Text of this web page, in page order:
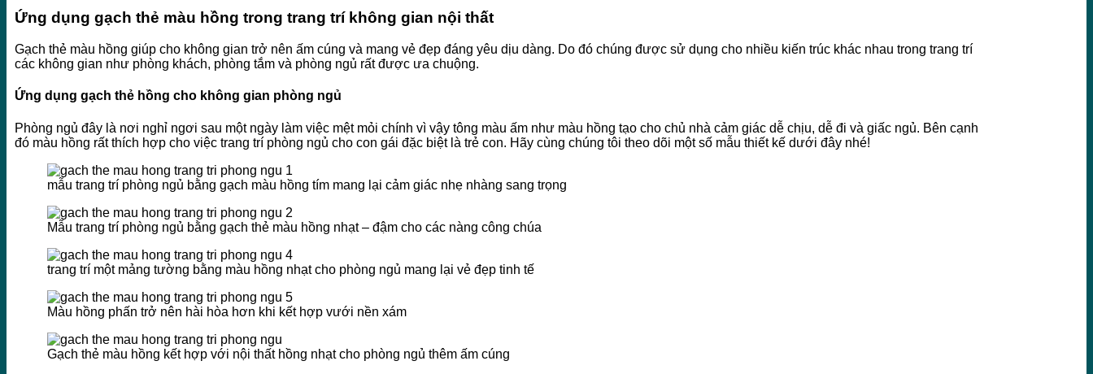
Ứng dụng gạch thẻ màu hồng trong trang trí không gian nội thất
Gạch thẻ màu hồng giúp cho không gian trở nên ấm cúng và mang vẻ đẹp đáng yêu dịu dàng. Do đó chúng được sử dụng cho nhiều kiến trúc khác nhau trong trang trí
các không gian như phòng khách, phòng tắm và phòng ngủ rất được ưa chuộng.
Ứng dụng gạch thẻ hồng cho không gian phòng ngủ
Phòng ngủ đây là nơi nghỉ ngơi sau một ngày làm việc mệt mỏi chính vì vậy tông màu ấm như màu hồng tạo cho chủ nhà cảm giác dễ chịu, dễ đi và giấc ngủ. Bên cạnh
đó màu hồng rất thích hợp cho việc trang trí phòng ngủ cho con gái đặc biệt là trẻ con. Hãy cùng chúng tôi theo dõi một số mẫu thiết kế dưới đây nhé!
mẫu trang trí phòng ngủ bằng gạch màu hồng tím mang lại cảm giác nhẹ nhàng sang trọng
Mẫu trang trí phòng ngủ bằng gạch thẻ màu hồng nhạt – đậm cho các nàng công chúa
trang trí một mảng tường bằng màu hồng nhạt cho phòng ngủ mang lại vẻ đẹp tinh tế
Màu hồng phấn trở nên hài hòa hơn khi kết hợp vưới nền xám
Gạch thẻ màu hồng kết hợp với nội thất hồng nhạt cho phòng ngủ thêm ấm cúng